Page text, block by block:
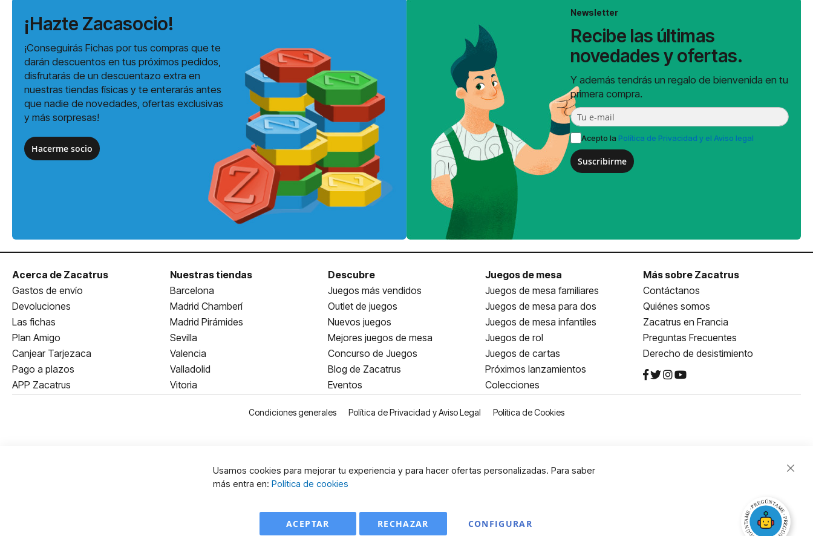
¡Hazte Zacasocio!
¡Conseguirás Fichas por tus compras que te
darán descuentos en tus próximos pedidos,
disfrutarás de un descuentazo extra en
nuestras tiendas físicas y te enterarás antes
que nadie de novedades, ofertas exclusivas
y más sorpresas!
Hacerme socio
Newsletter
Recibe las últimas
novedades y ofertas.
Y además tendrás un regalo de bienvenida en tu
primera compra.
Acepto la Política de Privacidad y el Aviso legal
Suscribirme
Acerca de Zacatrus
Gastos de envío
Devoluciones
Las fichas
Plan Amigo
Canjear Tarjezaca
Pago a plazos
APP Zacatrus
Nuestras tiendas
Barcelona
Madrid Chamberí
Madrid Pirámides
Sevilla
Valencia
Valladolid
Vitoria
Descubre
Juegos más vendidos
Outlet de juegos
Nuevos juegos
Mejores juegos de mesa
Concurso de Juegos
Blog de Zacatrus
Eventos
Juegos de mesa
Juegos de mesa familiares
Juegos de mesa para dos
Juegos de mesa infantiles
Juegos de rol
Juegos de cartas
Próximos lanzamientos
Colecciones
Más sobre Zacatrus
Contáctanos
Quiénes somos
Zacatrus en Francia
Preguntas Frecuentes
Derecho de desistimiento
Condiciones generales Política de Privacidad y Aviso Legal Política de Cookies
Usamos cookies para mejorar tu experiencia y para hacer ofertas personalizadas. Para saber
más entra en: Política de cookies
ACEPTAR CONFIGURAR
RECHAZAR